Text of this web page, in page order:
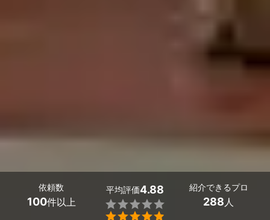
依頼数
100件以上
平均評価4.88


紹介できるプロ
288人